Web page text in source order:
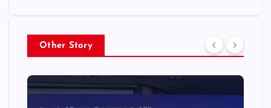
Other Story